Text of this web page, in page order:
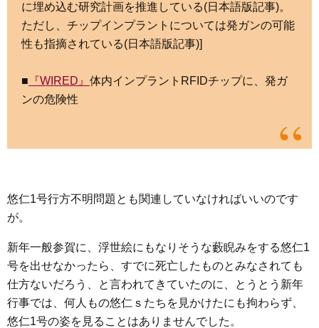
に埋め込む研究計画を推進している(日本語版記事)。
ただし、チップインプラントについては発ガンの可能
性も指摘されている(日本語版記事)]
■ 『WIRED』 体内インプラントRFIDチップに、発ガ
ンの危険性
悠仁1号行方不明問題とも関連していなければいいのです
が。
新年一般参賀に、浮世絵にもなりそうな藪睨みをする悠仁1
号を出せなかったら、すでに死亡したものとみなされても
仕方ないだろう、と言われてきていたのに、とうとう新年
行事では、何人もの悠仁ｓたちを見かけたにも拘わらず、
悠仁1号の姿を見ることはありませんでした。